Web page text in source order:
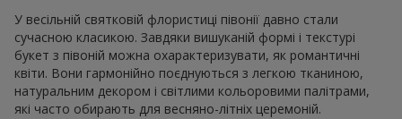
У весільній святковій флористиці півонії давно стали
сучасною класикою. Завдяки вишуканій формі і текстурі
букет з півоній можна охарактеризувати, як романтичні
квіти. Вони гармонійно поєднуються з легкою тканиною,
натуральним декором і світлими кольоровими палітрами,
які часто обирають для весняно-літніх церемоній.